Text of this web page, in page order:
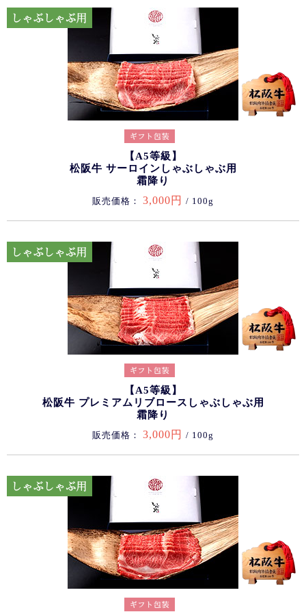
【A5等級】
松阪牛 サーロインしゃぶしゃぶ用
霜降り
販売価格： 3,000円 / 100g
【A5等級】
松阪牛 プレミアムリブロースしゃぶしゃぶ用
霜降り
販売価格： 3,000円 / 100g